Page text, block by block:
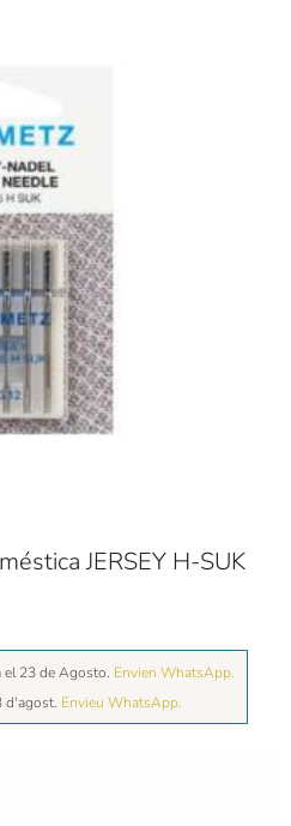
JERSEY H-SUK
el 23 de Agosto. Envien WhatsApp.
d'agost. Envieu WhatsApp.